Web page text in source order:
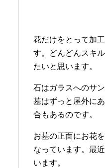
花だけをとって加
す。どんどんスキ
たいと思います。
石はガラスへのサ
墓はずっと屋外に
合もあるのです。
お墓の正面にお花
なっています。最
います。